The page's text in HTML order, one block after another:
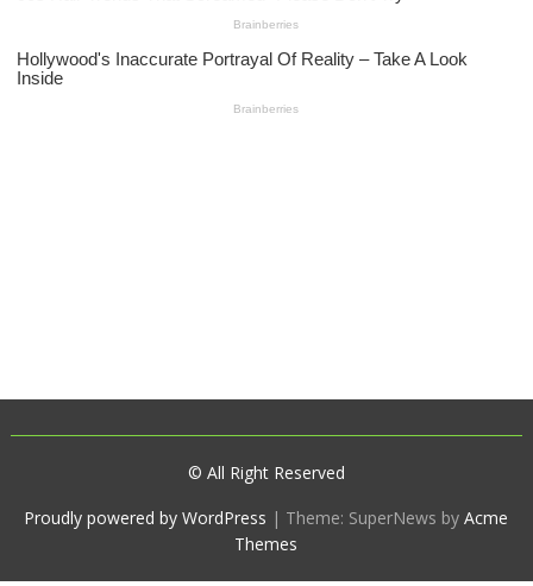
© All Right Reserved
Proudly powered by WordPress | Theme: SuperNews byAcme
Themes